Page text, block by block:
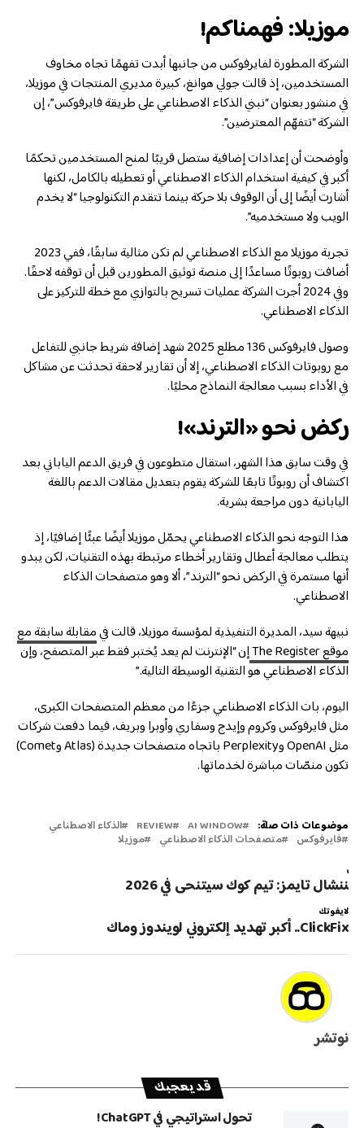
موزيلا: فهمناكم!
الشركة المطورة لفايرفوكس من جانبها أبدت تفهمًا تجاه مخاوف
المستخدمين، إذ قالت جولي هوانغ، كبيرة مديري المنتجات في موزيلا،
في منشور بعنوان “نبني الذكاء الاصطناعي على طريقة فايرفوكس”، إن
الشركة “تتفهّم المعترضين”.
وأوضحت أن إعدادات إضافية ستصل قريبًا لمنح المستخدمين تحكمًا
أكبر في كيفية استخدام الذكاء الاصطناعي أو تعطيله بالكامل، لكنها
أشارت أيضًا إلى أن الوقوف بلا حركة بينما تتقدم التكنولوجيا “لا يخدم
الويب ولا مستخدميه”.
تجربة موزيلا مع الذكاء الاصطناعي لم تكن مثالية سابقًا، ففي 2023
أضافت روبوتًا مساعدًا إلى منصة توثيق المطورين قبل أن توقفه لاحقًا.
وفي 2024 أجرت الشركة عمليات تسريح بالتوازي مع خطة للتركيز على
الذكاء الاصطناعي.
وصول فايرفوكس 136 مطلع 2025 شهد إضافة شريط جانبي للتفاعل
مع روبوتات الذكاء الاصطناعي، إلا أن تقارير لاحقة تحدثت عن مشاكل
في الأداء بسبب معالجة النماذج محليًا.
ركض نحو «الترند»!
في وقت سابق هذا الشهر، استقال متطوعون في فريق الدعم الياباني بعد
اكتشاف أن روبوتًا تابعًا للشركة يقوم بتعديل مقالات الدعم باللغة
اليابانية دون مراجعة بشرية.
هذا التوجه نحو الذكاء الاصطناعي يحمّل موزيلا أيضًا عبئًا إضافيًا، إذ
يتطلب معالجة أعطال وتقارير أخطاء مرتبطة بهذه التقنيات، لكن يبدو
أنها مستمرة في الركض نحو “الترند”، ألا وهو متصفحات الذكاء
الاصطناعي.
نبيهة سيد، المديرة التنفيذية لمؤسسة موزيلا، قالت فيمقابلة سابقة مع
موقع The Register
إن “الإنترنت لم يعد يُختبر فقط عبر المتصفح، وإن
الذكاء الاصطناعي هو التقنية الوسيطة التالية.”
اليوم، بات الذكاء الاصطناعي جزءًا من معظم المتصفحات الكبرى،
مثل فايرفوكس وكروم وإيدج وسفاري وأوبرا وبريف، فيما دفعت شركات
مثل OpenAI وPerplexity باتجاه متصفحات جديدة (Atlas وComet)
تكون منصّات مباشرة لخدماتها.
موضوعات ذات صلة: AI WINDOW
REVIEW الذكاء الاصطناعي
فايرفوكس متصفحات الذكاء الاصطناعي موزيلا
تايمز: تيم كوك سيتنحى في 2026
لايفوتك
ClickFix.. أكبر تهديد إلكتروني لويندوز وماك
نوتشر
قد يعجبك
تحول استراتيجي في ChatGPT!